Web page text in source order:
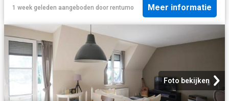
1 week geleden aangeboden door rentumo Meer informatie
Foto bekijken